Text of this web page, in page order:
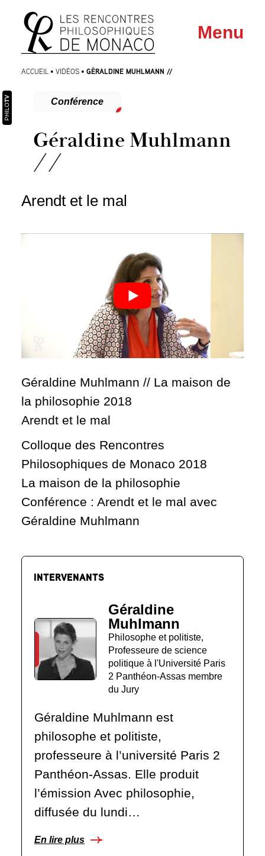
Aller
au
menu
Aller au
contenu
Menu
ACCUEIL • VIDÉOS • GÉRALDINE MUHLMANN //
Conférence
Géraldine Muhlmann
//
Arendt et le mal
PHILO
TV
Géraldine Muhlmann // La maison de
la philosophie 2018
Arendt et le mal
Colloque des Rencontres
Philosophiques de Monaco 2018
La maison de la philosophie
Conférence : Arendt et le mal avec
Géraldine Muhlmann
INTERVENANTS
Géraldine
Muhlmann
Philosophe et politiste,
Professeure de science
politique à l'Université Paris
2 Panthéon-Assas membre
du Jury
Géraldine Muhlmann est
philosophe et politiste,
professeure à l’université Paris 2
Panthéon-Assas. Elle produit
l’émission Avec philosophie,
diffusée du lundi…
En lire plus